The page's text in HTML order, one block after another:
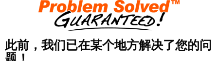
此前，我们已在某个地方解决了您的问